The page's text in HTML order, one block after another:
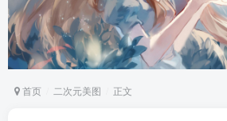
首页 二次元美图 正文